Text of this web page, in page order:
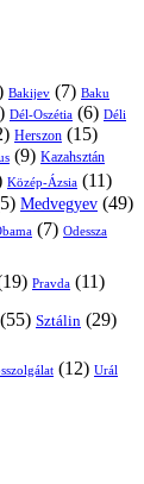
Bakijev (7) Baku
Dél-Oszétia (6) Déli
Herszon (15)
(9) Kazahsztán
Közép-Ázsia (11)
Medvegyev (49)
(7) Odessza
Pravda (11)
(55) Sztálin (29)
(12) Urál